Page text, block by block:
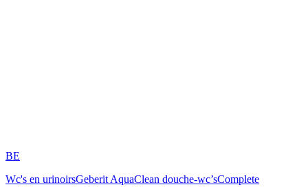
BE
Wc's en urinoirsGeberit AquaClean douche-wc’sComplete